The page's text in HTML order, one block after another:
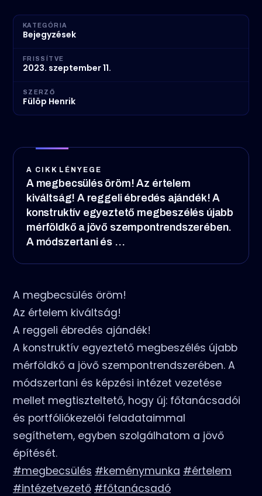
KATEGÓRIA
Bejegyzések
FRISSÍTVE
2023. szeptember 11.
SZERZŐ
Fülöp Henrik
A CIKK LÉNYEGE
A megbecsülés öröm! Az értelem
kiváltság! A reggeli ébredés ajándék! A
konstruktív egyeztető megbeszélés újabb
mérföldkő a jövő szempontrendszerében.
A módszertani és ...
A megbecsülés öröm!
Az értelem kiváltság!
A reggeli ébredés ajándék!
A konstruktív egyeztető megbeszélés újabb
mérföldkő a jövő szempontrendszerében. A
módszertani és képzési intézet vezetése
mellet megtiszteltető, hogy új: főtanácsadói
és portfóliókezelői feladataimmal
segíthetem, egyben szolgálhatom a jövő
építését.
#megbecsülés #keménymunka #értelem
#intézetvezető #főtanácsadó